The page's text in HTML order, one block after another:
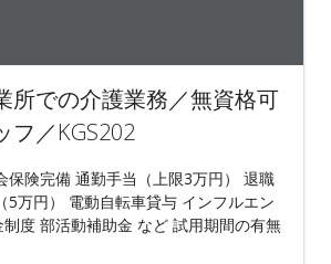
所での介護業務／無資格可
フ／KGS202
保険完備 通勤手当（上限3万円） 退職
5万円） 電動自転車貸与 インフルエン
度 部活動補助金 など 試用期間の有無